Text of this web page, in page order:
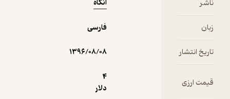
ناشر آنگاه
زبان فارسی
تاریخ انتشار ۱۳۹۶/۰۸/۰۸
قیمت ارزی
دلار